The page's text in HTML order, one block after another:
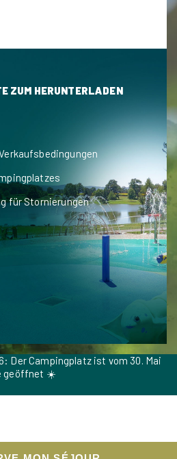
ZUM HERUNTERLADEN
für Stornierungen
Der Campingplatz ist vom 30. Mai
geöffnet ☀️
sind Hunde vom 18. Juli bis zum 15.